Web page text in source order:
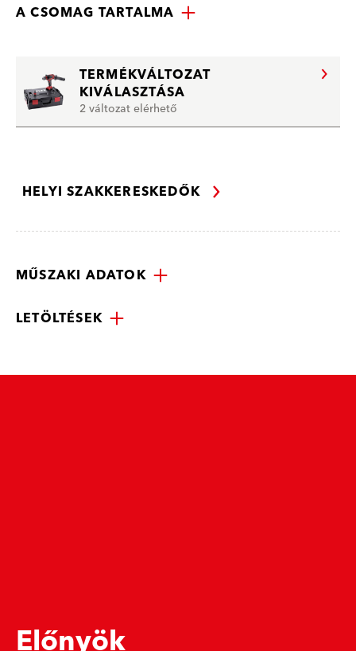
A CSOMAG TARTALMA
TERMÉKVÁLTOZAT
KIVÁLASZTÁSA
2 változat elérhető
HELYI SZAKKERESKEDŐK
MŰSZAKI ADATOK
LETÖLTÉSEK